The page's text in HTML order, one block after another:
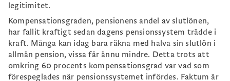
legitimitet.
Kompensationsgraden, pensionens andel av slutlönen,
har fallit kraftigt sedan dagens pensionssystem trädde i
kraft. Många kan idag bara räkna med halva sin slutlön i
allmän pension, vissa får ännu mindre. Detta trots att
omkring 60 procents kompensationsgrad var vad som
förespeglades när pensionssystemet infördes. Faktum är